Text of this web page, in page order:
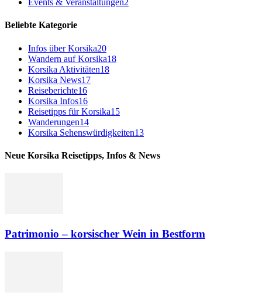
Events & Veranstaltungen2
Beliebte Kategorie
Infos über Korsika20
Wandern auf Korsika18
Korsika Aktivitäten18
Korsika News17
Reiseberichte16
Korsika Infos16
Reisetipps für Korsika15
Wanderungen14
Korsika Sehenswürdigkeiten13
Neue Korsika Reisetipps, Infos & News
Patrimonio – korsischer Wein in Bestform